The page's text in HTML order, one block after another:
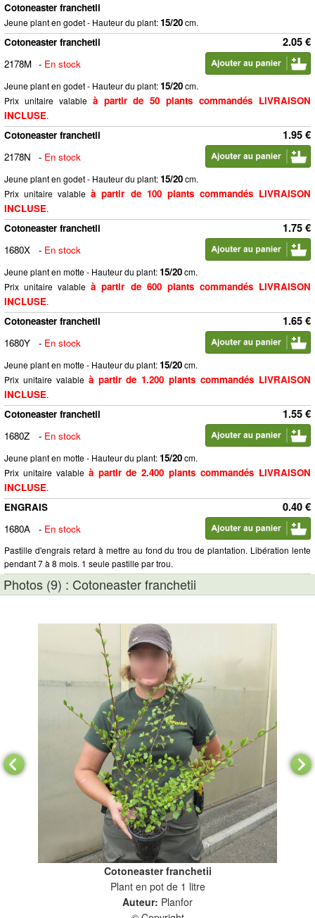
Cotoneaster franchetii
Jeune plant en godet - Hauteur du plant:15/20cm.
2.05 €
Cotoneaster franchetii
2178M - En stock
Jeune plant en godet - Hauteur du plant:15/20cm.
Prix unitaire valable à partir de 50 plants commandés LIVRAISON
INCLUSE.
1.95 €
Cotoneaster franchetii
2178N
- En stock
Jeune plant en godet - Hauteur du plant:15/20cm.
Prix unitaire valableà partir de 100 plants commandés LIVRAISON
INCLUSE.
1.75 €
Cotoneaster franchetii
1680X
- En stock
Jeune plant en motte - Hauteur du plant:15/20cm.
Prix unitaire valableà partir de 600 plants commandés LIVRAISON
INCLUSE.
1.65 €
Cotoneaster franchetii
1680Y
- En stock
Jeune plant en motte - Hauteur du plant:15/20cm.
Prix unitaire valable à partir de 1.200 plants commandés LIVRAISON
INCLUSE.
1.55 €
Cotoneaster franchetii
1680Z
- En stock
Jeune plant en motte - Hauteur du plant:15/20cm.
Prix unitaire valable à partir de 2.400 plants commandés LIVRAISON
INCLUSE.
0.40 €
ENGRAIS
1680A
- En stock
Pastille d'engrais retard à mettre au fond du trou de plantation. Libération lente
pendant 7 à 8 mois. 1 seule pastille par trou.
Photos (9) : Cotoneaster franchetii
Cotoneaster franchetii
Plant en pot de 1 litre
Auteur: Planfor